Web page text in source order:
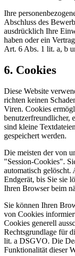
Ihre
Abschluss des
ausdrücklich Ihre
haben oder ein
Art. 6 Abs. 1 lit. a, b
6. Cookies
Diese Website
richten keinen
Viren. Cookies
benutzerfreundlicher,
sind kleine
gespeichert werden.
Die meisten der von
"Session-Cookies".
automatisch
Endgerät, bis Sie sie
Ihren Browser beim
Sie können Ihren
von Cookies
Cookies generell
Rechtsgrundlage für
lit. a DSGVO. Die
Funktionalität dieser